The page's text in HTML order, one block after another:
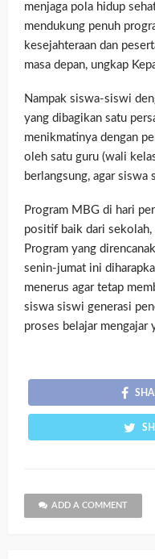
menjaga pola hidup
mendukung penuh
kesejahteraan dan
masa depan, ungkap
Nampak siswa-siswi
yang dibagikan satu
menikmatinya dengan
oleh satu guru (wali
berlangsung, agar siswa
Program MBG di hari
positif baik dari sekolah,
Program yang
senin-jumat ini
menerus agar tetap
siswa siswi generasi
proses belajar mengajar
ADD A COMMENT